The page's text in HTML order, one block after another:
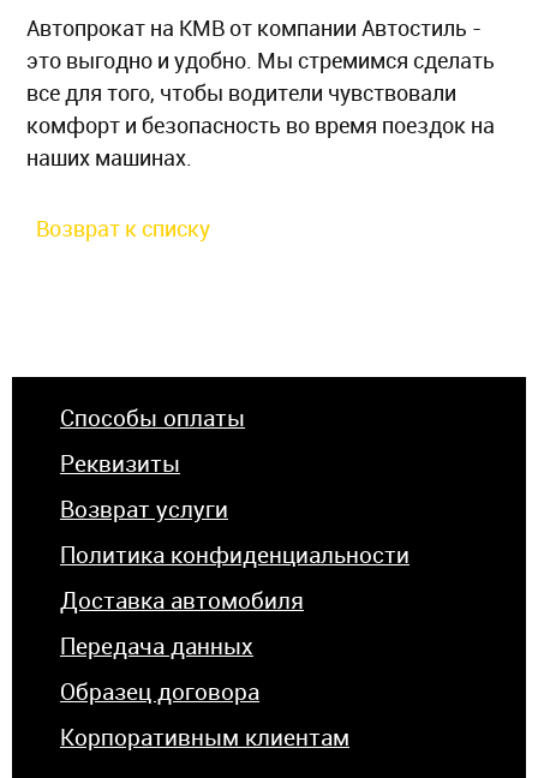
Автопрокат на КМВ от компании Автостиль -
это выгодно и удобно. Мы стремимся сделать
все для того, чтобы водители чувствовали
комфорт и безопасность во время поездок на
наших машинах.
Возврат к списку
Способы оплаты
Реквизиты
Возврат услуги
Политика конфиденциальности
Доставка автомобиля
Передача данных
Образец договора
Корпоративным клиентам